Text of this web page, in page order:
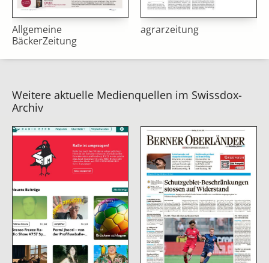
Allgemeine
BäckerZeitung
agrarzeitung
Weitere aktuelle Medienquellen im Swissdox-
Archiv